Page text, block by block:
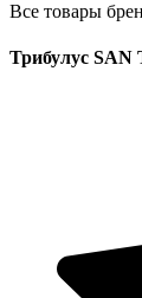
Все товары
Трибулус SAN